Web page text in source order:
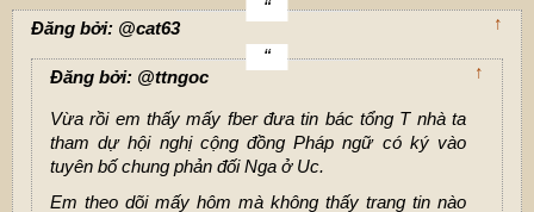
Đăng bởi: @cat63 ↑
Đăng bởi: @ttngoc ↑
Vừa rồi em thấy mấy fber đưa tin bác tổng T nhà ta
tham dự hội nghị cộng đồng Pháp ngữ có ký vào
tuyên bố chung phản đối Nga ở Uc.
Em theo dõi mấy hôm mà không thấy trang tin nào